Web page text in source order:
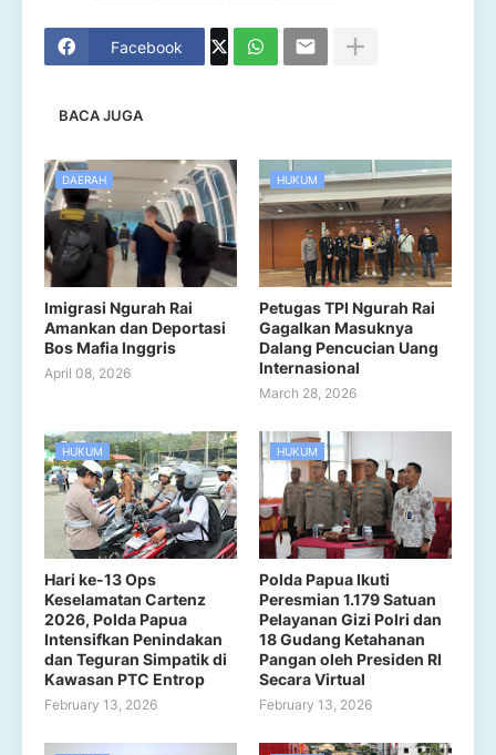
Facebook
BACA JUGA
DAERAH
Imigrasi Ngurah Rai
Amankan dan Deportasi
Bos Mafia Inggris
April 08, 2026
HUKUM
Petugas TPI Ngurah Rai
Gagalkan Masuknya
Dalang Pencucian Uang
Internasional
March 28, 2026
HUKUM
Hari ke-13 Ops
Keselamatan Cartenz
2026, Polda Papua
Intensifkan Penindakan
dan Teguran Simpatik di
Kawasan PTC Entrop
February 13, 2026
HUKUM
Polda Papua Ikuti
Peresmian 1.179 Satuan
Pelayanan Gizi Polri dan
18 Gudang Ketahanan
Pangan oleh Presiden RI
Secara Virtual
February 13, 2026